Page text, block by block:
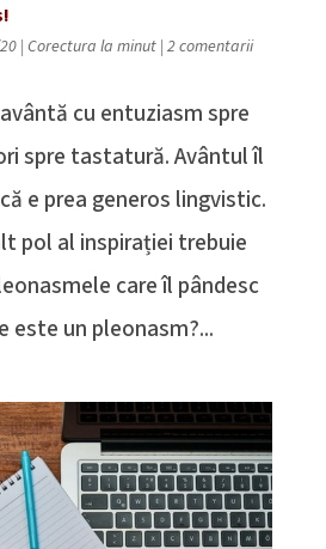
| Corectura la minut| 2 comentarii
cu entuziasm spre
spre tastatură. Avântul îl
e prea generos lingvistic.
pol al inspirației trebuie
care îl pândesc
un pleonasm?...